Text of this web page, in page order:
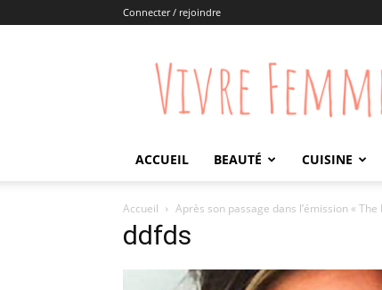
Connecter / rejoindre
Vivre
Femme
ACCUEIL BEAUTÉ CUISINE
Accueil Après son passage dans l’émission «
ddfds